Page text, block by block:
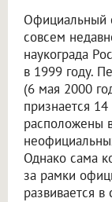
Официальный
совсем
наукограда
в 1999 году.
(6 мая 2000
признается
расположены
Однако сама
за рамки
развивается